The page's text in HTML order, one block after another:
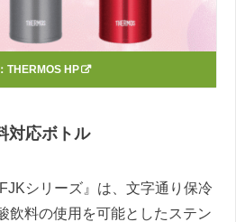
THERMOS HP
対応ボトル
シリーズ』は、文字通り保冷
飲料の使用を可能としたステン